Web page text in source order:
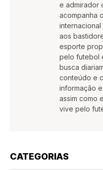
e admirador
acompanha
internacional
aos
esporte
pelo futebol
busca
conteúdo e
informação
assim como
vive pelo
CATEGORIAS